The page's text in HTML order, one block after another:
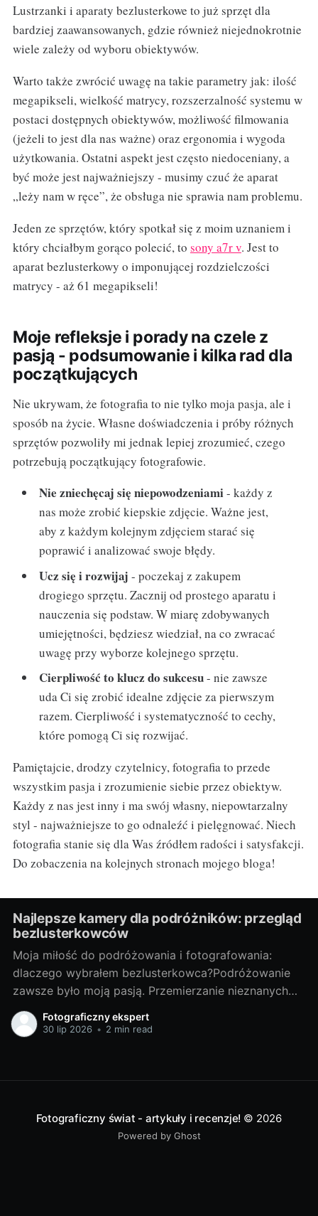
Lustrzanki i aparaty bezlusterkowe to już sprzęt dla
bardziej zaawansowanych, gdzie również niejednokrotnie
wiele zależy od wyboru obiektywów.
Warto także zwrócić uwagę na takie parametry jak: ilość
megapikseli, wielkość matrycy, rozszerzalność systemu w
postaci dostępnych obiektywów, możliwość filmowania
(jeżeli to jest dla nas ważne) oraz ergonomia i wygoda
użytkowania. Ostatni aspekt jest często niedoceniany, a
być może jest najważniejszy - musimy czuć że aparat
„leży nam w ręce”, że obsługa nie sprawia nam problemu.
Jeden ze sprzętów, który spotkał się z moim uznaniem i
który chciałbym gorąco polecić, to sony a7r v. Jest to
aparat bezlusterkowy o imponującej rozdzielczości
matrycy - aż 61 megapikseli!
Moje refleksje i porady na czele z
pasją - podsumowanie i kilka rad dla
początkujących
Nie ukrywam, że fotografia to nie tylko moja pasja, ale i
sposób na życie. Własne doświadczenia i próby różnych
sprzętów pozwoliły mi jednak lepiej zrozumieć, czego
potrzebują początkujący fotografowie.
Nie zniechęcaj się niepowodzeniami- każdy z
nas może zrobić kiepskie zdjęcie. Ważne jest,
aby z każdym kolejnym zdjęciem starać się
poprawić i analizować swoje błędy.
Ucz się i rozwijaj - poczekaj z zakupem
drogiego sprzętu. Zacznij od prostego aparatu i
nauczenia się podstaw. W miarę zdobywanych
umiejętności, będziesz wiedział, na co zwracać
uwagę przy wyborze kolejnego sprzętu.
Cierpliwość to klucz do sukcesu- nie zawsze
uda Ci się zrobić idealne zdjęcie za pierwszym
razem. Cierpliwość i systematyczność to cechy,
które pomogą Ci się rozwijać.
Pamiętajcie, drodzy czytelnicy, fotografia to przede
wszystkim pasja i zrozumienie siebie przez obiektyw.
Każdy z nas jest inny i ma swój własny, niepowtarzalny
styl - najważniejsze to go odnaleźć i pielęgnować. Niech
fotografia stanie się dla Was źródłem radości i satysfakcji.
Do zobaczenia na kolejnych stronach mojego bloga!
Najlepsze kamery dla podróżników: przegląd
bezlusterkowców
Moja miłość do podróżowania i fotografowania:
dlaczego wybrałem bezlusterkowca?Podróżowanie
zawsze było moją pasją. Przemierzanie nieznanych
terenów, odkrywanie nowych miejsc, spotykanie
ciekawych ludzi - te doświadczenia są dla mnie
uwieczniać. Tak narodziła się moja
Fotograficzny ekspert
30 lip 2026 • 2 min read
Fotograficzny świat - artykuły i recenzje! © 2026
Powered by Ghost